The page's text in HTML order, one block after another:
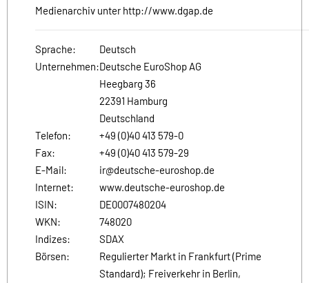
Medienarchiv unter http://www.dgap.de
Sprache:
Deutsch
Unternehmen:Deutsche EuroShop AG
Heegbarg 36
22391 Hamburg
Deutschland
Telefon:
+49 (0)40 413 579-0
Fax:
+49 (0)40 413 579-29
E-Mail:
ir@deutsche-euroshop.de
Internet:
www.deutsche-euroshop.de
ISIN:
DE0007480204
WKN:
748020
Indizes:
SDAX
Börsen:
Regulierter Markt in Frankfurt (Prime
Standard); Freiverkehr in Berlin,